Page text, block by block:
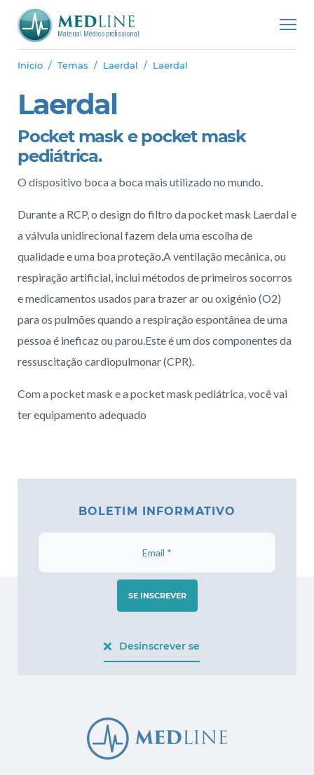
Material Médico profissional
Início Temas Laerdal Laerdal
Laerdal
Pocket mask e pocket mask
pediátrica.
O dispositivo boca a boca mais utilizado no mundo.
Durante a RCP, o design do filtro da pocket mask Laerdal e
a válvula unidirecional fazem dela uma escolha de
qualidade e uma boa proteção.A ventilação mecânica, ou
respiração artificial, inclui métodos de primeiros socorros
e medicamentos usados para trazer ar ou oxigénio (O2)
para os pulmões quando a respiração espontânea de uma
pessoa é ineficaz ou parou.Este é um dos componentes da
ressuscitação cardiopulmonar (CPR).
Com a pocket mask e a pocket mask pediátrica, você vai
ter equipamento adequado
BOLETIM INFORMATIVO
SE INSCREVER
Desinscrever se